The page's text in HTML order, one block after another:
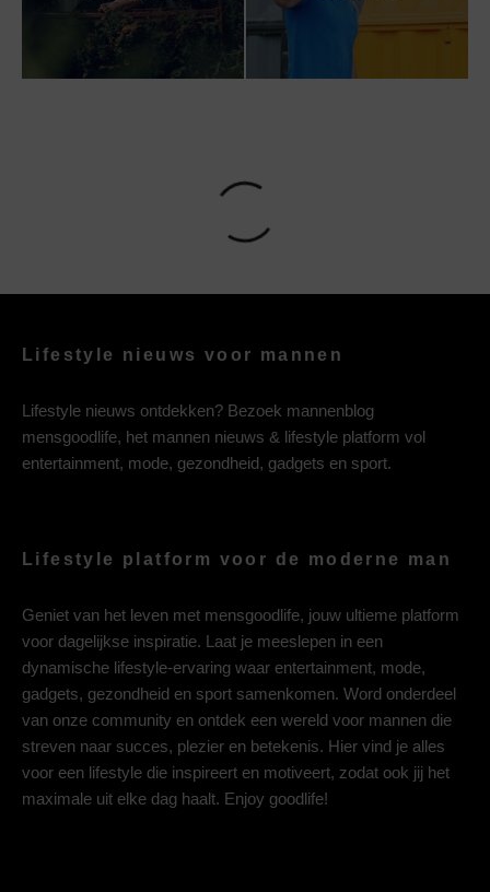
Lifestyle nieuws voor mannen
Lifestyle nieuws ontdekken? Bezoek mannenblog
mensgoodlife, het mannen nieuws & lifestyle platform vol
entertainment, mode, gezondheid, gadgets en sport.
Lifestyle platform voor de moderne man
Geniet van het leven met mensgoodlife, jouw ultieme platform
voor dagelijkse inspiratie. Laat je meeslepen in een
dynamische lifestyle-ervaring waar entertainment, mode,
gadgets, gezondheid en sport samenkomen. Word onderdeel
van onze community en ontdek een wereld voor mannen die
streven naar succes, plezier en betekenis. Hier vind je alles
voor een lifestyle die inspireert en motiveert, zodat ook jij het
maximale uit elke dag haalt. Enjoy goodlife!